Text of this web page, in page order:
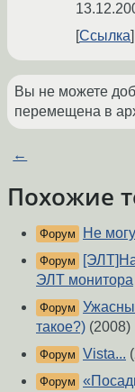
Ссылка
Вы не можете
перемещена в
←
Похожие
Форум Не
Форум
ЭЛТ монитора
Форум
такое?) (2008)
Форум Vista...
Форум